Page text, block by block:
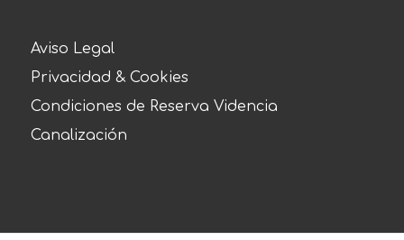
Aviso Legal
Privacidad & Cookies
Condiciones de Reserva Videncia
Canalización